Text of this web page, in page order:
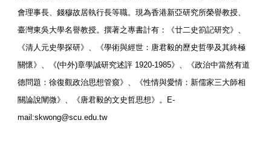
會理事長、錢穆故居執行長等職。現為香港新亞研究所榮譽教授、
臺灣東吳大學名譽教授。撰著之專書計有：《廿二史箚記研究》、
《清人元史學探研》、《學術與經世：唐君毅的歷史哲學及其終極
關懷》、《(中外)章學誠研究述評 1920-1985》、《政治中當然有道
德問題：徐復觀政治思想管窺》、《性情與愛情：新儒家三大師相
關論說闡微》、《唐君毅的文史哲思想》。E-
mail:skwong@scu.edu.tw